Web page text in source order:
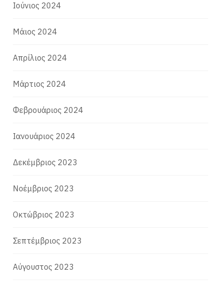
Ιούνιος 2024
Μάιος 2024
Απρίλιος 2024
Μάρτιος 2024
Φεβρουάριος 2024
Ιανουάριος 2024
Δεκέμβριος 2023
Νοέμβριος 2023
Οκτώβριος 2023
Σεπτέμβριος 2023
Αύγουστος 2023